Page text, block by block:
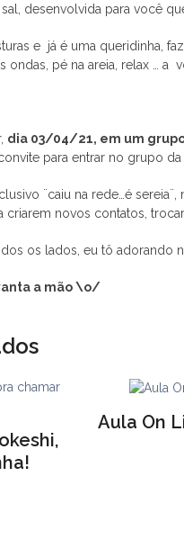
desenvolvida para você
e já é uma queridinha,
ondas, pé na areia, relax … a
dia 03/04/21, em um grupo
para entrar no grupo da
¨caiu na rede…é
novos contatos,
os lados, eu tô adorando
a mão \o/
Aula On